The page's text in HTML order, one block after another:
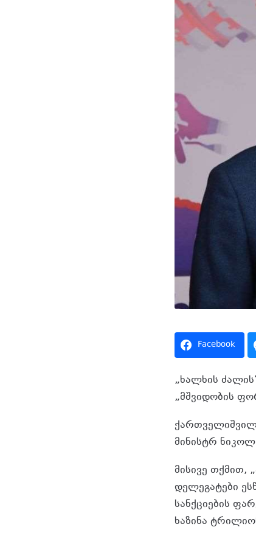
Facebook
„ხალხის
„მშვიდობის
მინისტრ
მისივე თქმით,
დელეგატები
სანქციების
ხაზინა